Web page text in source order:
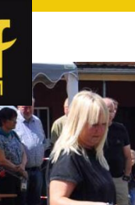
– dasfür Hof und